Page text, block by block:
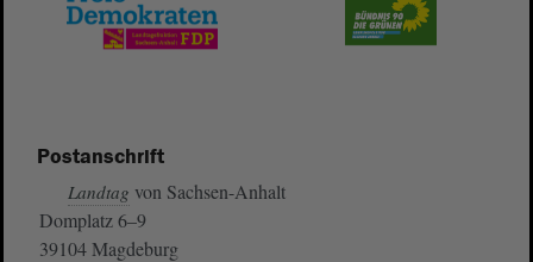
Postanschrift
Landtag von Sachsen-Anhalt
Domplatz 6–9
39104 Magdeburg